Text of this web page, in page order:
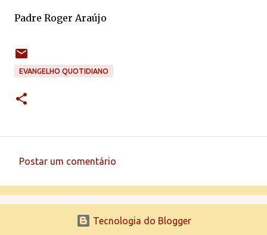
Padre Roger Araújo
EVANGELHO QUOTIDIANO
Postar um comentário
Tecnologia do Blogger